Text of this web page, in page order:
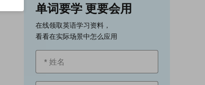
单词要学 更要会用
在线领取英语学习资料，
看看在实际场景中怎么应用